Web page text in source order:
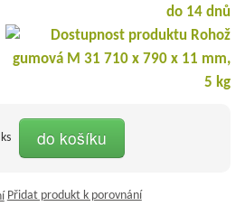
do 14 dnů
ks do košíku
Přidat produkt k porovnání